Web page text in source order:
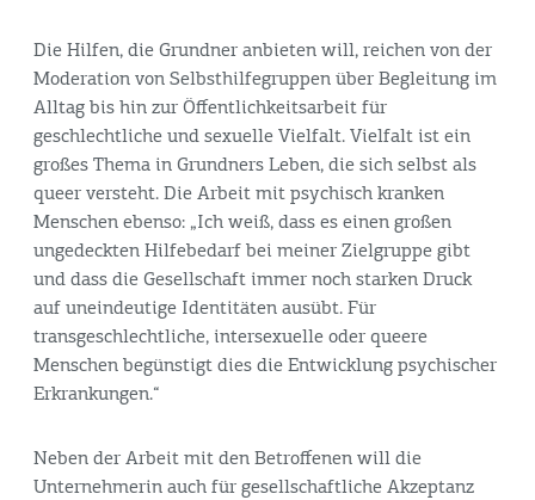
Die Hilfen, die Grundner anbieten will, reichen von der
Moderation von Selbsthilfegruppen über Begleitung im
Alltag bis hin zur Öffentlichkeitsarbeit für
geschlechtliche und sexuelle Vielfalt. Vielfalt ist ein
großes Thema in Grundners Leben, die sich selbst als
queer versteht. Die Arbeit mit psychisch kranken
Menschen ebenso: „Ich weiß, dass es einen großen
ungedeckten Hilfebedarf bei meiner Zielgruppe gibt
und dass die Gesellschaft immer noch starken Druck
auf uneindeutige Identitäten ausübt. Für
transgeschlechtliche, intersexuelle oder queere
Menschen begünstigt dies die Entwicklung psychischer
Erkrankungen.“
Neben der Arbeit mit den Betroffenen will die
Unternehmerin auch für gesellschaftliche Akzeptanz